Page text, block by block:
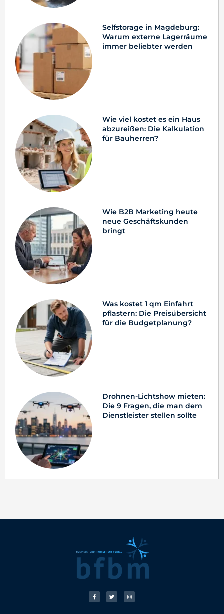
Selfstorage in Magdeburg:
Warum externe Lagerräume
immer beliebter werden
Wie viel kostet es ein Haus
abzureißen: Die Kalkulation
für Bauherren?
Wie B2B Marketing heute
neue Geschäftskunden
bringt
Was kostet 1 qm Einfahrt
pflastern: Die Preisübersicht
für die Budgetplanung?
Drohnen-Lichtshow mieten:
Die 9 Fragen, die man dem
Dienstleister stellen sollte